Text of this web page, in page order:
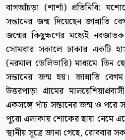
বাগআঁচড়া (শার্শা) প্রতিনিধি:
সন্তানের জন্ম দিয়েছেন জান্নাতি
জন্মের কিছুক্ষণের মধ্যেই
সোমবার সকালে ঢাকার একটি
(নরমাল ডেলিভারি) মাধ্যমে তিন
সন্তানের জন্ম হয়। জান্নাতি
উত্তরপাড়া গ্রামের
একসঙ্গে পাঁচ সন্তানের জন্ম ও পরে
পুরো এলাকায় শোকের ছায়া নেমে
স্থানীয় সূত্রে জানা গেছে, রোববার